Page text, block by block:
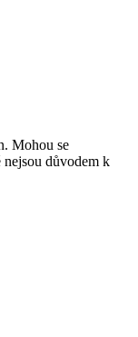
Mohou se
důvodem k